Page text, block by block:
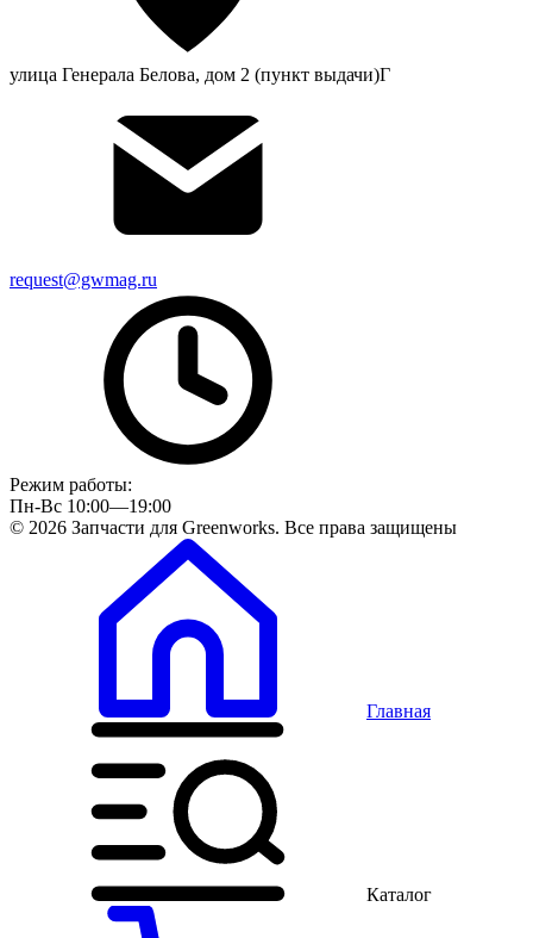
улица Генерала Белова, дом 2 (пункт выдачи)Г
request@gwmag.ru
Режим работы:
Пн-Вс 10:00—19:00
© 2026 Запчасти для Greenworks. Все права защищены
Главная
Каталог